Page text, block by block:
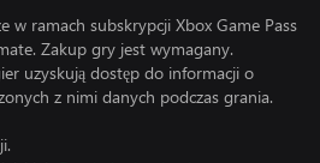
w ramach subskrypcji Xbox Game Pass
Zakup gry jest wymagany.
uzyskują dostęp do informacji o
z nimi danych podczas grania.